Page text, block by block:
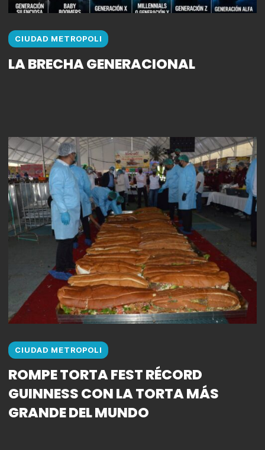
CIUDAD METROPOLI
LA BRECHA GENERACIONAL
CIUDAD METROPOLI
ROMPE TORTA FEST RÉCORD
GUINNESS CON LA TORTA MÁS
GRANDE DEL MUNDO